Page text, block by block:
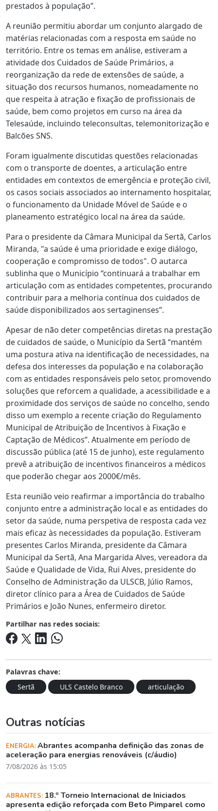
prestados à população”.
A reunião permitiu abordar um conjunto alargado de
matérias relacionadas com a resposta em saúde no
território. Entre os temas em análise, estiveram a
atividade dos Cuidados de Saúde Primários, a
reorganização da rede de extensões de saúde, a
situação dos recursos humanos, nomeadamente no
que respeita à atração e fixação de profissionais de
saúde, bem como projetos em curso na área da
Telesaúde, incluindo teleconsultas, telemonitorização e
Balcões SNS.
Foram igualmente discutidas questões relacionadas
com o transporte de doentes, a articulação entre
entidades em contextos de emergência e proteção civil,
os casos sociais associados ao internamento hospitalar,
o funcionamento da Unidade Móvel de Saúde e o
planeamento estratégico local na área da saúde.
Para o presidente da Câmara Municipal da Sertã, Carlos
Miranda, "a saúde é uma prioridade e exige diálogo,
cooperação e compromisso de todos". O autarca
sublinha que o Município “continuará a trabalhar em
articulação com as entidades competentes, procurando
contribuir para a melhoria contínua dos cuidados de
saúde disponibilizados aos sertaginenses”.
Apesar de não deter competências diretas na prestação
de cuidados de saúde, o Município da Sertã “mantém
uma postura ativa na identificação de necessidades, na
defesa dos interesses da população e na colaboração
com as entidades responsáveis pelo setor, promovendo
soluções que reforcem a qualidade, a acessibilidade e a
proximidade dos serviços de saúde no concelho, sendo
disso um exemplo a recente criação do Regulamento
Municipal de Atribuição de Incentivos à Fixação e
Captação de Médicos”. Atualmente em período de
discussão pública (até 15 de junho), este regulamento
prevê a atribuição de incentivos financeiros a médicos
que poderão chegar aos 2000€/mês.
Esta reunião veio reafirmar a importância do trabalho
conjunto entre a administração local e as entidades do
setor da saúde, numa perspetiva de resposta cada vez
mais eficaz às necessidades da população. Estiveram
presentes Carlos Miranda, presidente da Câmara
Municipal da Sertã, Ana Margarida Alves, vereadora da
Saúde e Qualidade de Vida, Rui Alves, presidente do
Conselho de Administração da ULSCB, Júlio Ramos,
diretor clínico para a Área de Cuidados de Saúde
Primários e João Nunes, enfermeiro diretor.
Partilhar nas redes sociais:
Palavras chave:
Sertã
ULS Castelo Branco articulação
Outras notícias
ENERGIA:Abrantes acompanha definição das zonas de
aceleração para energias renováveis (c/áudio)
7/08/2026 às 15:05
ABRANTES: 18.º Torneio Internacional de Iniciados
apresenta edição reforçada com Beto Pimparel como